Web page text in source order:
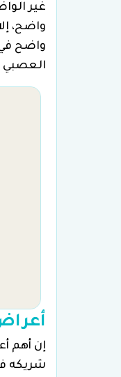
غير
واضح،
واضح في
العصبي
إن أهم
شريكه